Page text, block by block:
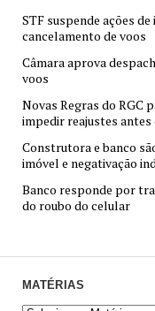
STF suspende ações
cancelamento de voos
Câmara aprova
voos
Novas Regras do RGC
impedir reajustes antes
Construtora e banco
imóvel e negativação
Banco responde por
do roubo do celular
MATÉRIAS